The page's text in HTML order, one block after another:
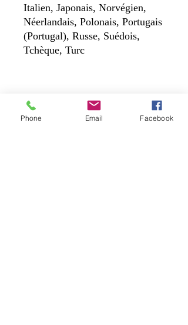
Italien, Japonais, Norvégien,
Néerlandais, Polonais, Portugais
(Portugal), Russe, Suédois,
Tchèque, Turc
Nous contacter
Phone Email Facebook